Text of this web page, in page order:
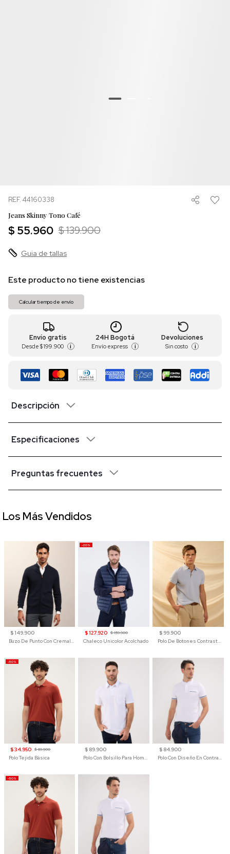
REF. 44160338
Jeans Skinny Tono Café
$ 55.960 $ 139.900
Guia de tallas
Este producto no tiene existencias
Calcular tiempo de envío
Envío gratis
Desde $ 199.900 i
24H Bogotá
Envío express i
Devoluciones
Sin costo i
Descripción
Especificaciones
Preguntas frecuentes
$ 149.900
-20%
$ 127.920 $ 159.900
Chaleco Unicolor Acolchado
$ 99.900
Polo De Botones Contraste Para Hombre
-50%
$ 34.950 $ 69.900
Polo Tejida Básica
$ 89.900
$ 84.900
-50%
Los Más Vendidos